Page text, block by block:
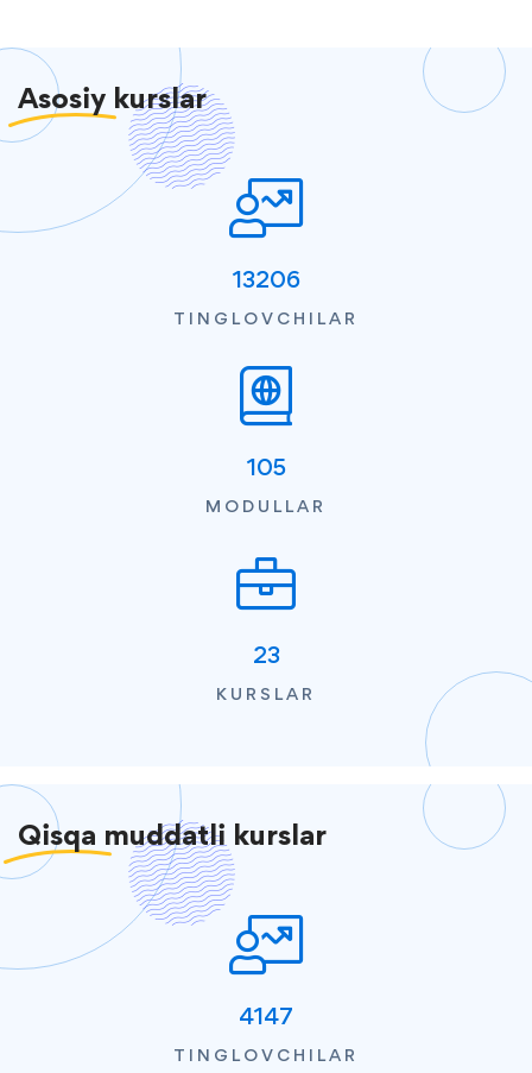
Asosiy kurslar
13206
TINGLOVCHILAR
105
MODULLAR
23
KURSLAR
Qisqa muddatli kurslar
4147
TINGLOVCHILAR